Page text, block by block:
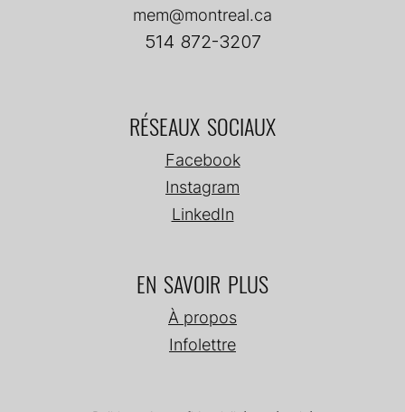
mem@montreal.ca
514 872-3207
RÉSEAUX SOCIAUX
Facebook
Instagram
LinkedIn
EN SAVOIR PLUS
À propos
Infolettre